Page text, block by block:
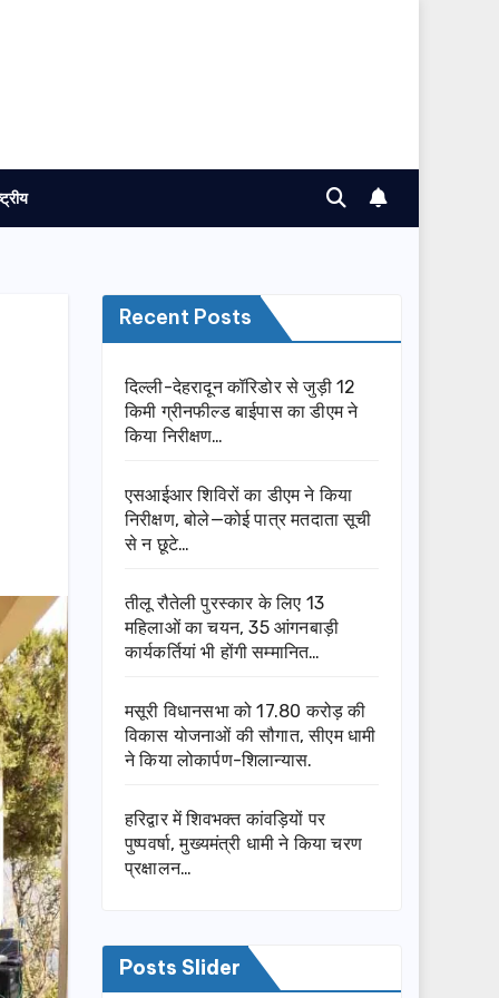
Recent Posts
दिल्ली-देहरादून कॉरिडोर से जुड़ी 12
किमी ग्रीनफील्ड बाईपास का डीएम ने
किया निरीक्षण…
एसआईआर शिविरों का डीएम ने किया
निरीक्षण, बोले—कोई पात्र मतदाता सूची
से न छूटे…
तीलू रौतेली पुरस्कार के लिए 13
महिलाओं का चयन, 35 आंगनबाड़ी
कार्यकर्तियां भी होंगी सम्मानित…
मसूरी विधानसभा को 17.80 करोड़ की
विकास योजनाओं की सौगात, सीएम धामी
ने किया लोकार्पण-शिलान्यास.
हरिद्वार में शिवभक्त कांवड़ियों पर
पुष्पवर्षा, मुख्यमंत्री धामी ने किया चरण
प्रक्षालन…
Posts Slider